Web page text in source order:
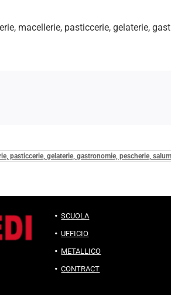
macellerie, pasticcerie, gelaterie,
pasticcerie, gelaterie, gastronomie, pescherie,
SCUOLA
UFFICIO
METALLICO
CONTRACT